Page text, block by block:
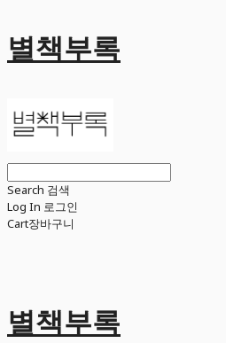
별책부록
Search 검색
Log In 로그인
Cart장바구니
별책부록